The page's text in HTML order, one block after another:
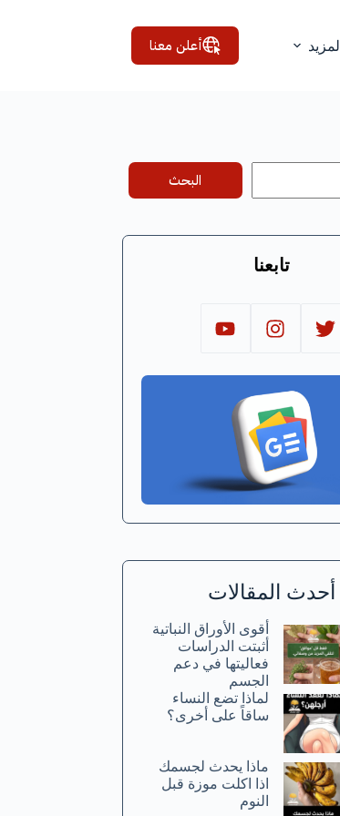
المزيد أعلن معنا
البحث
تابعنا
أحدث المقالات
أقوى الأوراق النباتية
أثبتت الدراسات
فعاليتها في دعم
الجسم
لماذا تضع النساء
ساقاً على أخرى؟
ماذا يحدث لجسمك
اذا اكلت موزة قبل
النوم